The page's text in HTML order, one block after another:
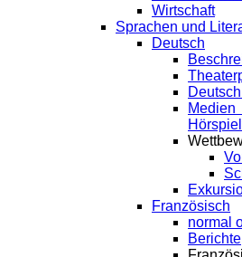
Wirtschaft
Sprachen und
Deutsch
Französisch
normal
Berichte